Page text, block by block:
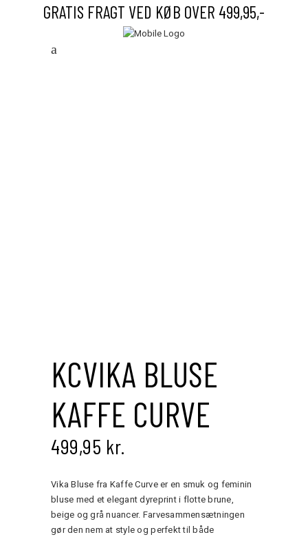
GRATIS FRAGT VED KØB OVER 499,95,-
KCVIKA BLUSE
KAFFE CURVE
499,95 kr.
Vika Bluse fra Kaffe Curve er en smuk og feminin
bluse med et elegant dyreprint i flotte brune,
beige og grå nuancer. Farvesammensætningen
gør den nem at style og perfekt til både